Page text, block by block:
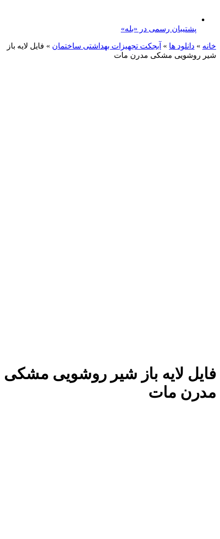
پشتیبان رسمی در «بله»
خانه » دانلود ها » آبجکت تجهیزات بهداشتی ساختمان » فایل لایه باز
شیر روشویی مشکی مدرن مات
فایل لایه باز شیر روشویی مشکی
مدرن مات